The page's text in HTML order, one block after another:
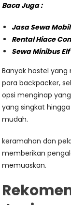
Baca Juga :
Jasa Sewa
Rental Hiace
Sewa Minibus
Banyak hostel
para backpacker,
opsi menginap
yang singkat
mudah.
keramahan dan
memberikan
memuaskan.